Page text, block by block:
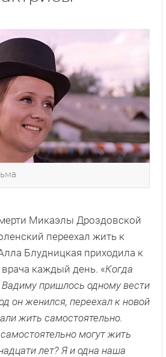
Микаэлы Дроздовской
переехал жить к
Блудницкая приходила к
каждый день. «Когда
пришлось одному вести
он женился, переехал к новой
жить самостоятельно.
могут жить
лет? Я и одна наша